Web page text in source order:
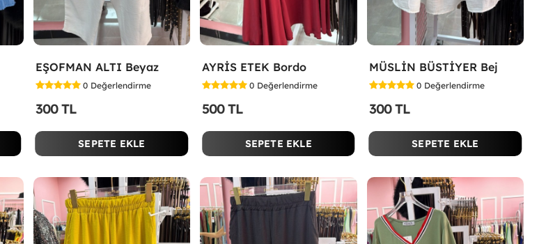
EŞOFMAN ALTI Beyaz
0 Değerlendirme
300 TL
SEPETE EKLE
AYRİS ETEK Bordo
0 Değerlendirme
500 TL
SEPETE EKLE
MÜSLİN BÜSTİYER Bej
0 Değerlendirme
300 TL
SEPETE EKLE